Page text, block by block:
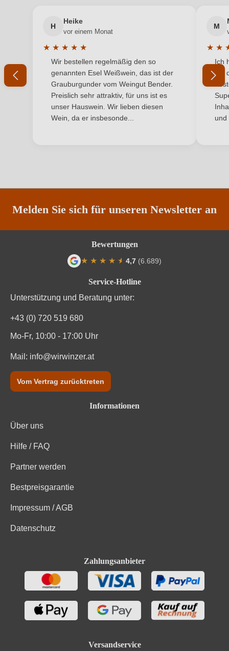
Traubenfarbe Rot
Weinart Rosé
Ihre E-Mail-Adresse
Ihr Passwort
Ich habe mein Passwort vergessen
H
Heike
vor einem Monat
★ ★ ★ ★ ★
Durchschnittliche Bewertung von 5 von 5 Sternen
Wir bestellen regelmäßig den so
genannten Esel Weißwein, das ist der
Grauburgunder vom Weingut Bender.
Preislich sehr attraktiv, für uns ist es
unser Hauswein. Wir lieben diesen
Wein, da er insbesonde...
M
★ ★
Ich
mit
und
Melden Sie sich für unseren Newsletter an
Service-Hotline
Unterstützung und Beratung unter:
+43 (0) 720 519 680
Mo-Fr, 10:00 - 17:00 Uhr
Mail: info@wirwinzer.at
Vom Vertrag zurücktreten
Informationen
Über uns
Hilfe / FAQ
Partner werden
Bestpreisgarantie
Impressum / AGB
Datenschutz
Zahlungsanbieter
Versandservice
Bewertungen
★ ★ ★ ★ ★
★ 4,7 (6.689)